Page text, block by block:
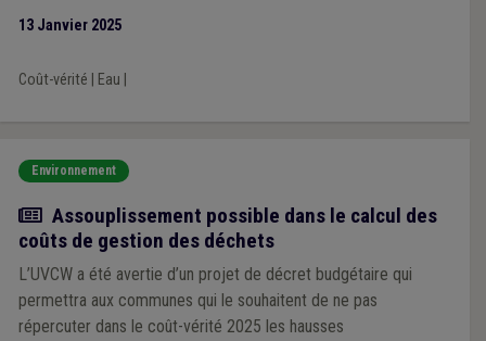
13 Janvier 2025
Coût-vérité Eau
Environnement
Actualité
Assouplissement possible dans le calcul des
coûts de gestion des déchets
L’UVCW a été avertie d’un projet de décret budgétaire qui
permettra aux communes qui le souhaitent de ne pas
répercuter dans le coût-vérité 2025 les hausses